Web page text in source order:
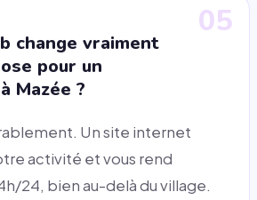
05
change vraiment
pour un
Mazée ?
Un site internet
activité et vous rend
24, bien au-delà du village.